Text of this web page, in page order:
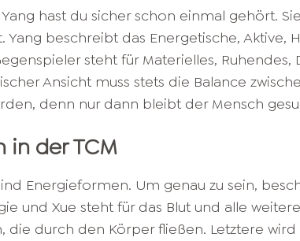
hast du sicher schon einmal gehört.
Yang beschreibt das Energetische, Aktive,
steht für Materielles, Ruhendes,
Ansicht muss stets die Balance
denn nur dann bleibt der Mensch
in der TCM
Energieformen. Um genau zu sein,
und Xue steht für das Blut und alle
die durch den Körper fließen. Letztere